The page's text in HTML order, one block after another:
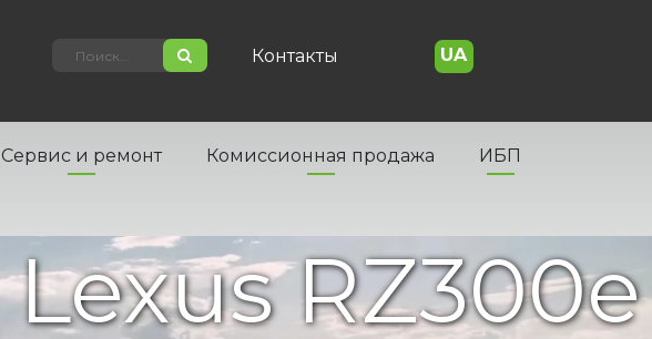
Контакты UA
Сервис и ремонт Комиссионная продажа ИБП
Lexus RZ300e